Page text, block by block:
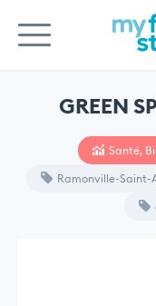
GREEN
Santé,
Ramonville-Saint-